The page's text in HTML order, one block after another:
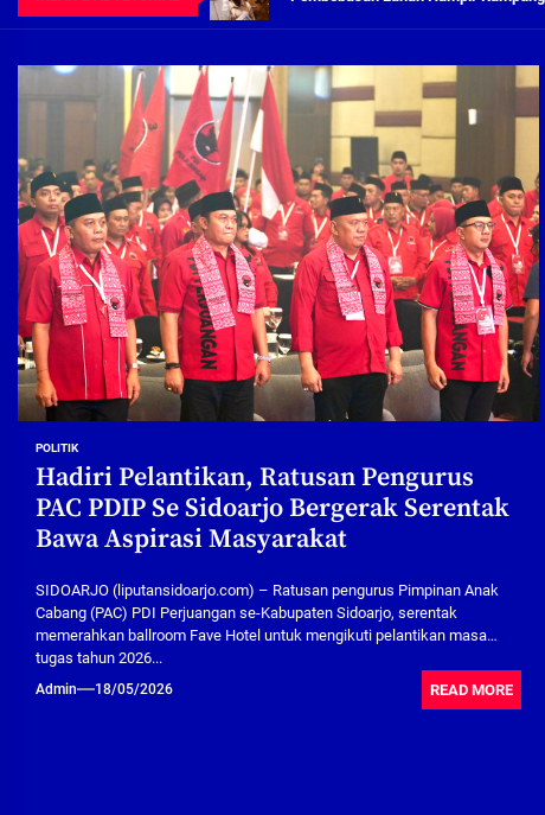
Pembebasan Lahan Segera
Peduli Warga Miskin, Bupati
Pembebasan Lahan Hampir
Terima aduan warga, Komisi A cari
Demi Jajaran Direksi Delta Tirta
POLITIK
Hadiri Pelantikan, Ratusan Pengurus
PAC PDIP Se Sidoarjo Bergerak Serentak
Bawa Aspirasi Masyarakat
SIDOARJO (liputansidoarjo.com) – Ratusan pengurus Pimpinan Anak
Cabang (PAC) PDI Perjuangan se-Kabupaten Sidoarjo, serentak
memerahkan ballroom Fave Hotel untuk mengikuti pelantikan masa
tugas tahun 2026...
Admin 18/05/2026 READ MORE